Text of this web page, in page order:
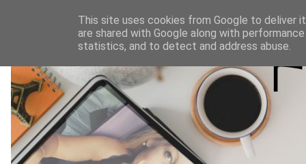
This site uses cookies from Google to deliver
are shared with Google along with
statistics, and to detect and address abuse.